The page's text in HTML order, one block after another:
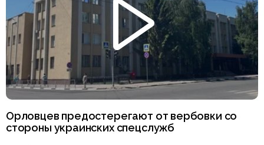
Орловцев предостерегают от вербовки со
стороны украинских спецслужб